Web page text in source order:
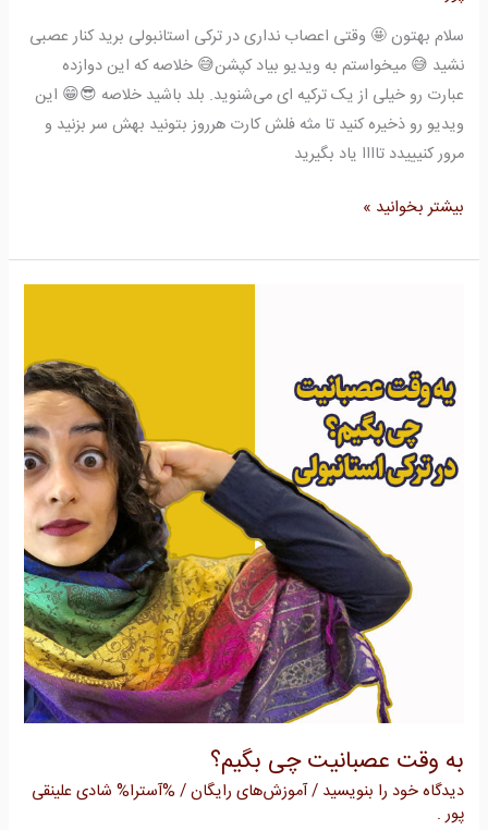
سلام بهتون 🤩 وقتی اعصاب نداری در ترکی استانبولی برید کنار عصبی
نشید 😅 میخواستم به ویدیو بیاد کپشن😅 خلاصه که این دوازده
عبارت رو خیلی از یک ترکیه ای می‌شنوید. بلد باشید خلاصه 😎😁 این
ویدیو رو ذخیره کنید تا مثه فلش کارت هرروز بتونید بهش سر بزنید و
مرور کنیییدد تاااا یاد بگیرید
بیشتر بخوانید »
به وقت عصبانیت چی بگیم؟
دیدگاه‌ خود را بنویسید /آموزش‌های رایگان/ %آسترا% شادی علینقی
پور .
چی
بگیم؟